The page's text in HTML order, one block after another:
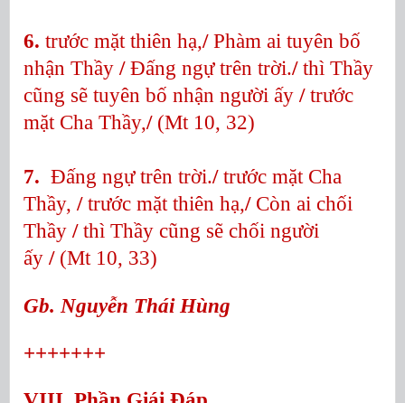
6. trước mặt thiên hạ,/Phàm ai tuyên bố
nhận Thầy /Đấng ngự trên trời./ thì Thầy
cũng sẽ tuyên bố nhận người ấy /trước
mặt Cha Thầy,/(Mt 10, 32)
7. Đấng ngự trên trời./trước mặt Cha
Thầy, /trước mặt thiên hạ,/Còn ai chối
Thầy /thì Thầy cũng sẽ chối người
ấy /(Mt 10, 33)
Gb. Nguyễn Thái Hùng
+++++++